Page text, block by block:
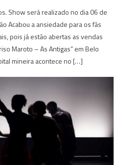
Show será realizado no dia 06 de
Acabou a ansiedade para os fãs
pois já estão abertas as vendas
Maroto – As Antigas” em Belo
mineira acontece no […]